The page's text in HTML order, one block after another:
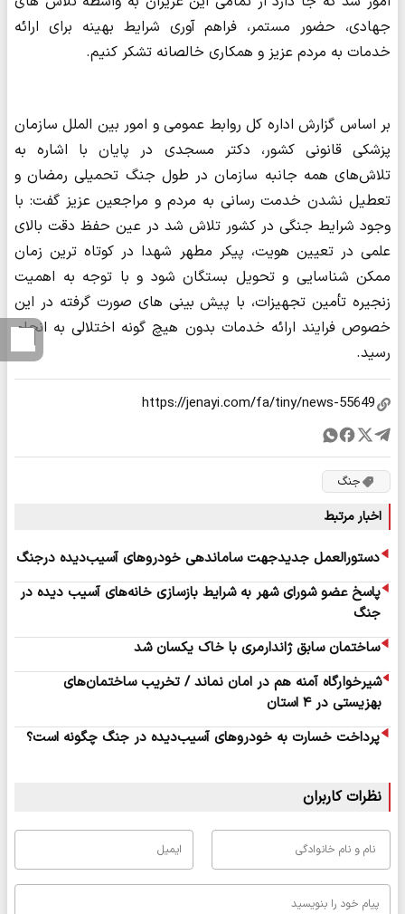
جهادی، حضور مستمر، فراهم آوری شرایط بهینه برای ارائه
خدمات به مردم عزیز و همکاری خالصانه تشکر کنیم.
بر اساس گزارش اداره کل روابط عمومی و امور بین الملل سازمان
پزشکی قانونی کشور، دکتر مسجدی در پایان با اشاره به
تلاش‌های همه جانبه سازمان در طول جنگ تحمیلی رمضان و
تعطیل نشدن خدمت رسانی به مردم و مراجعین عزیز گفت: با
وجود شرایط جنگی در کشور تلاش شد در عین حفظ دقت بالای
علمی در تعیین هویت، پیکر مطهر شهدا در کوتاه ترین زمان
ممکن شناسایی و تحویل بستگان شود و با توجه به اهمیت
زنجیره تأمین تجهیزات، با پیش بینی های صورت گرفته در این
خصوص فرایند ارائه خدمات بدون هیچ گونه اختلالی به انجام
رسید.
جنگ
اخبار مرتبط
دستورالعمل جدیدجهت ساماندهی خودروهای آسیب‌دیده درجنگ
پاسخ عضو شورای شهر به شرایط بازسازی خانه‌های آسیب دیده در
جنگ
ساختمان سابق ژاندارمری با خاک یکسان شد
شیرخوارگاه آمنه هم در امان نماند / تخریب ساختمان‌های
بهزیستی در ۴ استان
پرداخت خسارت به خودروهای آسیب‌دیده در جنگ چگونه است؟
نظرات کاربران